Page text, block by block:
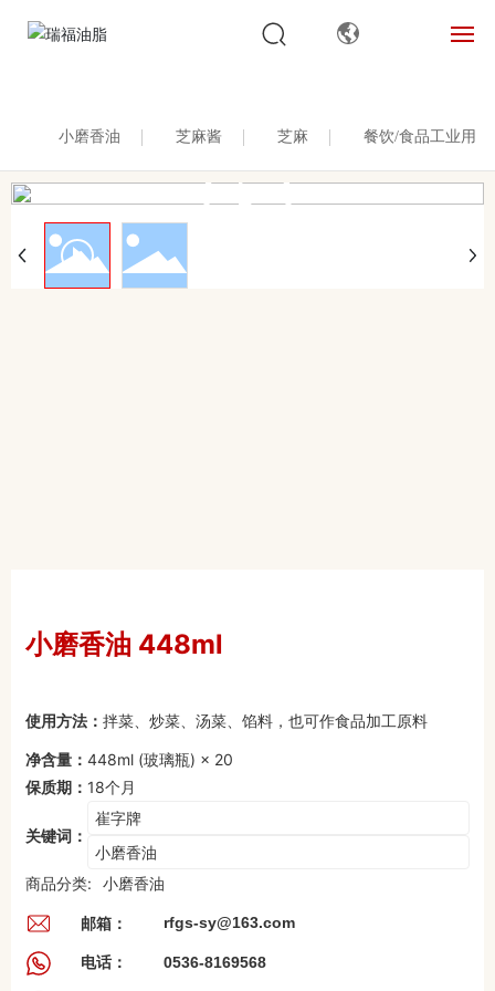
推荐食谱
小磨香油 芝麻酱 芝麻 餐饮/食品工业用
小磨香油 448ml
使用方法： 拌菜、炒菜、汤菜、馅料，也可作食品加工原料
净含量： 448ml (玻璃瓶) × 20
保质期： 18个月
关键词：
崔字牌
小磨香油
商品分类:
小磨香油
邮箱： rfgs-sy@163.com
电话： 0536-8169568